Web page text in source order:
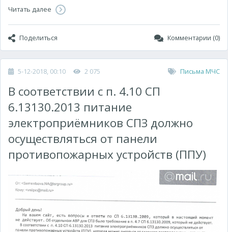
Читать далее
Поделиться Комментарии (0)
5-12-2018, 00:10 2 075 Письма МЧС
В соответствии с п. 4.10 СП
6.13130.2013 питание
электроприёмников СПЗ должно
осуществляться от панели
противопожарных устройств (ППУ)